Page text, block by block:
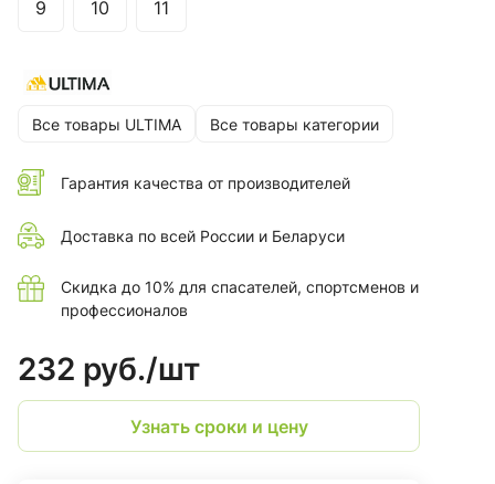
9 10 11
Все товары ULTIMA Все товары категории
Гарантия качества от производителей
Доставка по всей России и Беларуси
Скидка до 10% для спасателей, спортсменов и
профессионалов
232 руб./шт
Узнать сроки и цену